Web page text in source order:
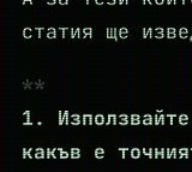
статия ще
1.
какъв е